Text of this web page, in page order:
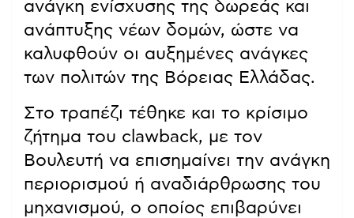
ανάγκη ενίσχυσης της δωρεάς και
ανάπτυξης νέων δομών, ώστε να
καλυφθούν οι αυξημένες ανάγκες
των πολιτών της Βόρειας Ελλάδας.
Στο τραπέζι τέθηκε και το κρίσιμο
ζήτημα του clawback, με τον
Βουλευτή να επισημαίνει την ανάγκη
περιορισμού ή αναδιάρθρωσης του
μηχανισμού, ο οποίος επιβαρύνει